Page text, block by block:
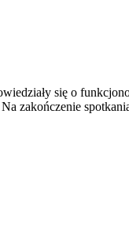
się o
zakończenie